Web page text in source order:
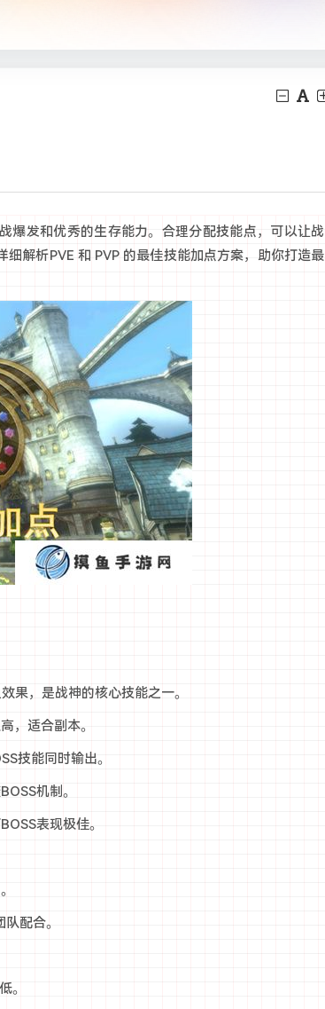
爆发和优秀的生存能力。合理分配技能点，可以让战
解析PVE 和 PVP 的最佳技能加点方案，助你打造最
，是战神的核心技能之一。
，适合副本。
技能同时输出。
机制。
表现极佳。
配合。
。